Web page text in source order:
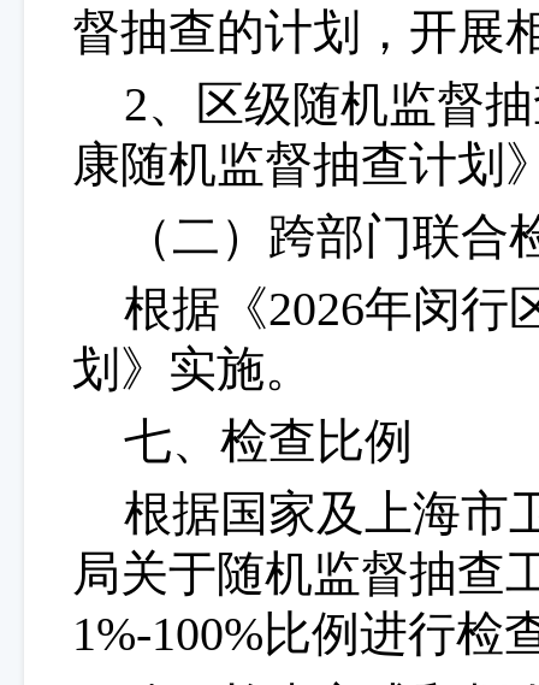
督抽查的计划，开展
2、
区级随机监督
康随机监督抽查计划
（二） 跨部门联合
根据《2026年闵行
划》实施。
七、检查比例
根据国家及上海市
局关于随机监督抽查
1%-100%比例进行检